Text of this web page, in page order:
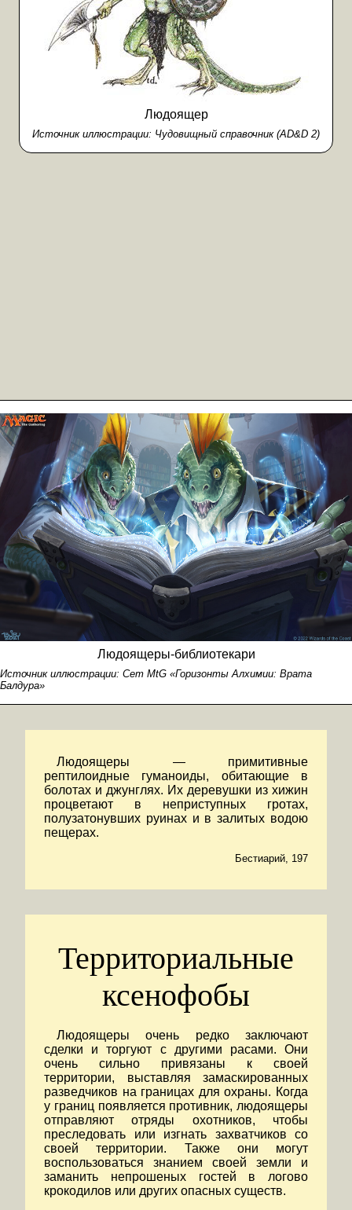
Людоящер
Источник иллюстрации: Чудовищный справочник (AD&D 2)
Людоящеры-библиотекари
Источник иллюстрации: Сет MtG «Горизонты Алхимии: Врата
Балдура»
Людоящеры — примитивные
рептилоидные гуманоиды, обитающие в
болотах и джунглях. Их деревушки из хижин
процветают в неприступных гротах,
полузатонувших руинах и в залитых водою
пещерах.
Бестиарий, 197
Территориальные
ксенофобы
Людоящеры очень редко заключают
сделки и торгуют с другими расами. Они
очень сильно привязаны к своей
территории, выставляя замаскированных
разведчиков на границах для охраны. Когда
у границ появляется противник, людоящеры
отправляют отряды охотников, чтобы
преследовать или изгнать захватчиков со
своей территории. Также они могут
воспользоваться знанием своей земли и
заманить непрошеных гостей в логово
крокодилов или других опасных существ.